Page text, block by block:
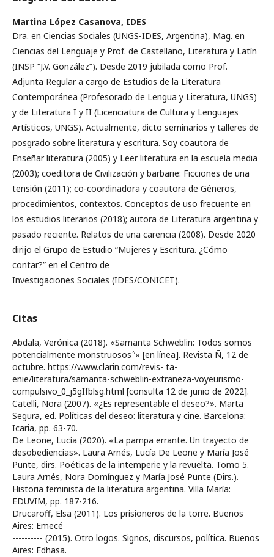
Martina López Casanova, IDES
Dra. en Ciencias Sociales (UNGS-IDES, Argentina), Mag. en
Ciencias del Lenguaje y Prof. de Castellano, Literatura y Latín
(INSP “J.V. González”). Desde 2019 jubilada como Prof.
Adjunta Regular a cargo de Estudios de la Literatura
Contemporánea (Profesorado de Lengua y Literatura, UNGS)
y de Literatura I y II (Licenciatura de Cultura y Lenguajes
Artísticos, UNGS). Actualmente, dicto seminarios y talleres de
posgrado sobre literatura y escritura. Soy coautora de
Enseñar literatura (2005) y Leer literatura en la escuela media
(2003); coeditora de Civilización y barbarie: Ficciones de una
tensión (2011); co-coordinadora y coautora de Géneros,
procedimientos, contextos. Conceptos de uso frecuente en
los estudios literarios (2018); autora de Literatura argentina y
pasado reciente. Relatos de una carencia (2008). Desde 2020
dirijo el Grupo de Estudio “Mujeres y Escritura. ¿Cómo
contar?” en el Centro de
Investigaciones Sociales (IDES/CONICET).
Citas
Abdala, Verónica (2018). «Samanta Schweblin: Todos somos
potencialmente monstruosos ́’» [en línea]. Revista Ñ, 12 de
octubre. https://www.clarin.com/revis- ta-
enie/literatura/samanta-schweblin-extraneza-voyeurismo-
compulsivo_0_j5gIfblsg.html [consulta 12 de junio de 2022].
Catelli, Nora (2007). «¿Es representable el deseo?». Marta
Segura, ed. Políticas del deseo: literatura y cine. Barcelona:
Icaria, pp. 63-70.
De Leone, Lucía (2020). «La pampa errante. Un trayecto de
desobediencias». Laura Arnés, Lucía De Leone y María José
Punte, dirs. Poéticas de la intemperie y la revuelta. Tomo 5.
Laura Arnés, Nora Domínguez y María José Punte (Dirs.).
Historia feminista de la literatura argentina. Villa María:
EDUVIM, pp. 187-216.
Drucaroff, Elsa (2011). Los prisioneros de la torre. Buenos
Aires: Emecé
---------- (2015). Otro logos. Signos, discursos, política. Buenos
Aires: Edhasa.